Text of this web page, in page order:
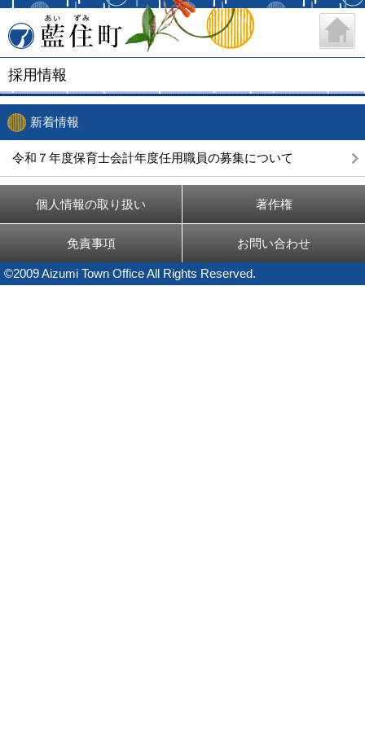
藍住町
採用情報
新着情報
令和７年度保育士会計年度任用職員の募集について
個人情報の取り扱い 著作権
免責事項 お問い合わせ
©2009 Aizumi Town Office All Rights Reserved.